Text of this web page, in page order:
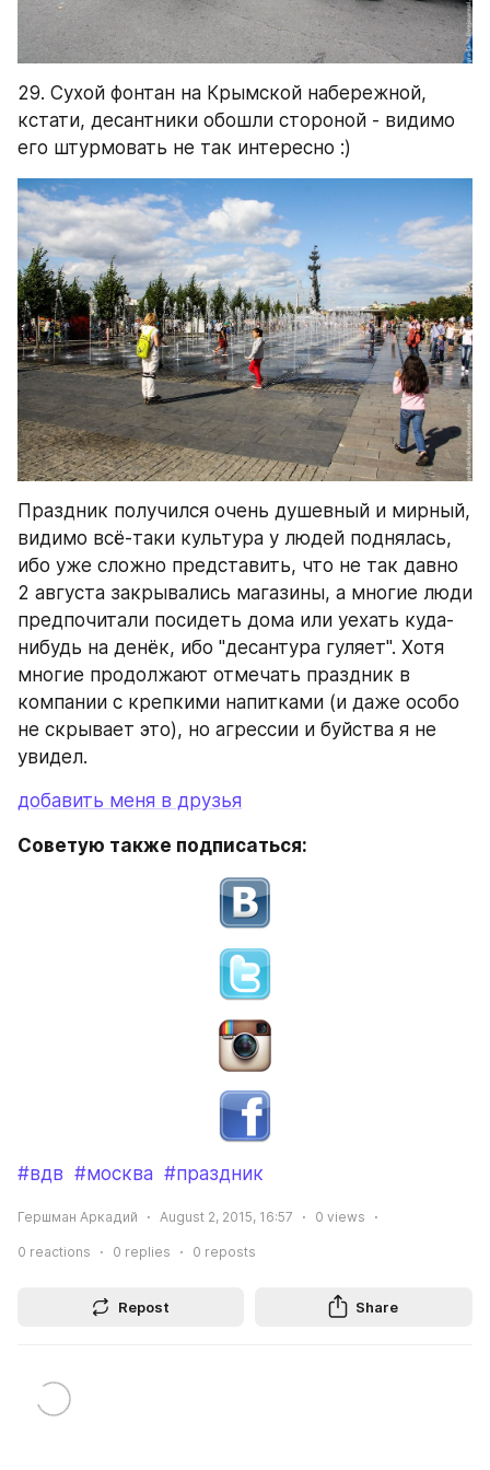
29. Сухой фонтан на Крымской набережной,
кстати, десантники обошли стороной - видимо
его штурмовать не так интересно :)
Праздник получился очень душевный и мирный,
видимо всё-таки культура у людей поднялась,
ибо уже сложно представить, что не так давно
2 августа закрывались магазины, а многие люди
предпочитали посидеть дома или уехать куда-
нибудь на денёк, ибо "десантура гуляет". Хотя
многие продолжают отмечать праздник в
компании с крепкими напитками (и даже особо
не скрывает это), но агрессии и буйства я не
увидел.
добавить меня в друзья
Советую также подписаться:
#вдв #москва #праздник
Гершман Аркадий August 2, 2015, 16:57 0 views
0 reactions 0 replies 0 reposts
Repost Share